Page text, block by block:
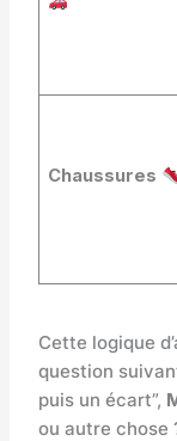
Chaussures
Cette logique
question
puis un écart”,
ou autre chose